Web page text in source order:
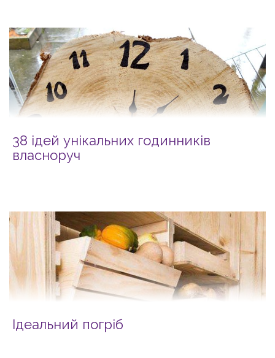
38 ідей унікальних годинників
власноруч
Ідеальний погріб